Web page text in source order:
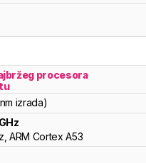
procesora
izrada)
GHz
ARM Cortex A53